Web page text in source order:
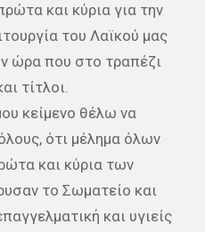
και κύρια για την
του Λαϊκού μας
ώρα που στο τραπέζι
τίτλοι.
κείμενο θέλω να
ότι μέλημα όλων
και κύρια των
το Σωματείο και
και υγιείς